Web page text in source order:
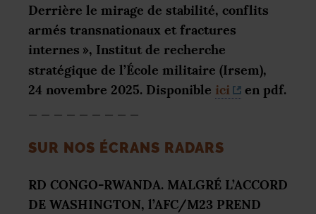
Derrière le mirage de stabilité, conflits
armés transnationaux et fractures
internes », Institut de recherche
stratégique de l’École militaire (Irsem),
24 novembre 2025. Disponible ici en pdf.
SUR NOS ÉCRANS RADARS
RD CONGO-RWANDA. MALGRÉ L’ACCORD
DE WASHINGTON, l’AFC/M23 PREND